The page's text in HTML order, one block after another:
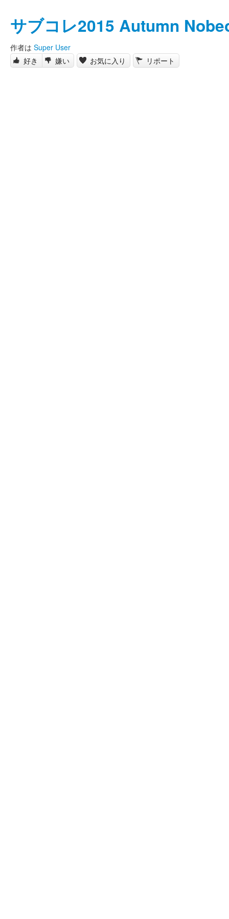
サブコレ2015 Autumn
作者は Super User
好き
嫌い お気に入り リポート